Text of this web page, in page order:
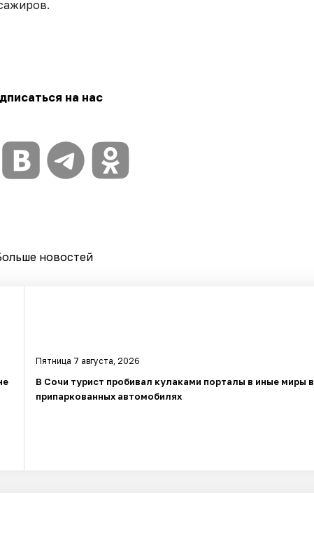
на нас
новостей
Пятница 7 августа, 2026
В Сочи турист пробивал кулаками порталы в иные миры в
припаркованных автомобилях